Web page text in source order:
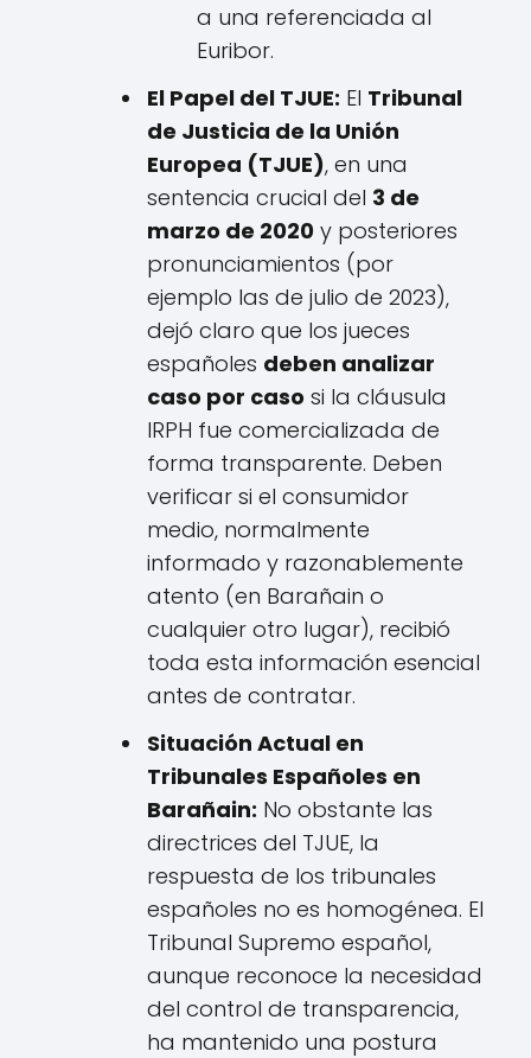
a una referenciada al
Euribor.
El Papel del TJUE: El Tribunal
de Justicia de la Unión
Europea (TJUE), en una
sentencia crucial del 3 de
marzo de 2020 y posteriores
pronunciamientos (por
ejemplo las de julio de 2023),
dejó claro que los jueces
españoles deben analizar
caso por caso si la cláusula
IRPH fue comercializada de
forma transparente. Deben
verificar si el consumidor
medio, normalmente
informado y razonablemente
atento (en Barañain o
cualquier otro lugar), recibió
toda esta información esencial
antes de contratar.
Situación Actual en
Tribunales Españoles en
Barañain: No obstante las
directrices del TJUE, la
respuesta de los tribunales
españoles no es homogénea. El
Tribunal Supremo español,
aunque reconoce la necesidad
del control de transparencia,
ha mantenido una postura